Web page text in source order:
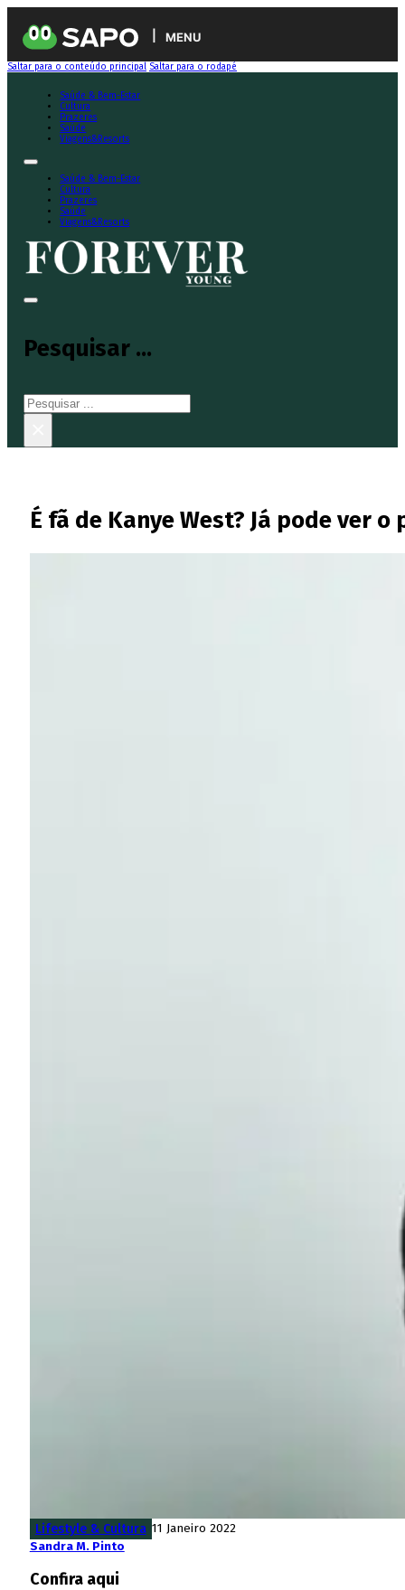
MENU
Saltar para o conteúdo principal Saltar para o rodapé
Saúde & Bem-Estar
Cultura
Prazeres
Saúde
Viagens&Resorts
Saúde & Bem-Estar
Cultura
Prazeres
Saúde
Viagens&Resorts
Pesquisar ...
Pesquisar
É fã de Kanye West? Já pode ver
Lifestyle & Cultura 11 Janeiro 2022
Sandra M. Pinto
Confira aqui